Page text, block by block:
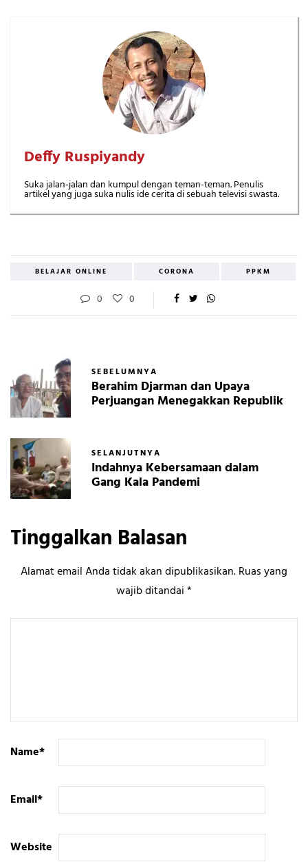
Deffy Ruspiyandy
Suka jalan-jalan dan kumpul dengan teman-teman. Penulis
artikel yang juga suka nulis ide cerita di sebuah televisi swasta.
BELAJAR ONLINE CORONA PPKM
0 0
SEBELUMNYA
Berahim Djarman dan Upaya
Perjuangan Menegakkan Republik
SELANJUTNYA
Indahnya Kebersamaan dalam
Gang Kala Pandemi
Tinggalkan Balasan
Alamat email Anda tidak akan dipublikasikan.Ruas yang
wajib ditandai*
Name*
Email*
Website